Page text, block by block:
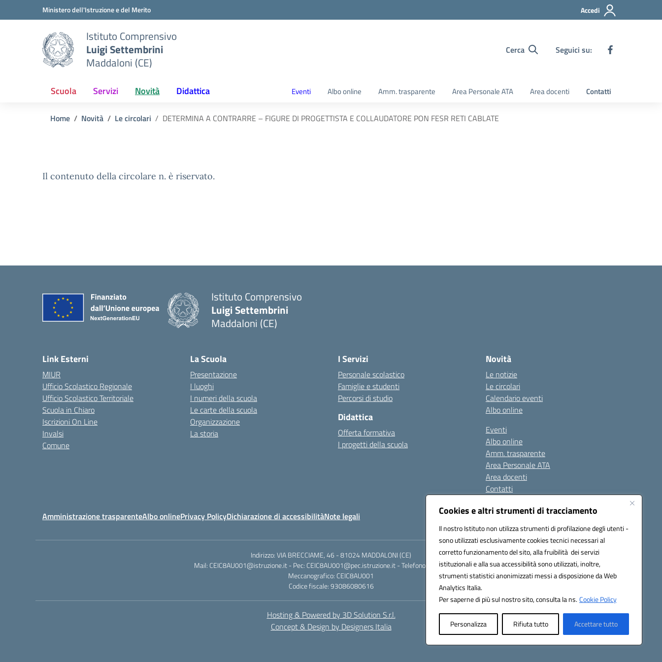
Cookies e altri strumenti di tracciamento
Il nostro Istituto non utilizza strumenti di profilazione degli utenti -
sono utilizzati esclusivamente cookies tecnici necessari al
corretto funzionamento del sito, alla fruibilità dei servizi
istituzionali e alla sua accessibilità sono utilizzati, inoltre,
strumenti statistici anonimizzati messi a disposizione da Web
Analytics Italia.
Per saperne di più sul nostro sito, consulta la ns.Cookie Policy
Personalizza Rifiuta tutto Accettare tutto
Vai ai contenuti
Vai al menu di navigazioneMinistero dell'Istruzione e del Merito Accedi
Istituto Comprensivo
Luigi Settembrini
Maddaloni (CE)
Cerca Seguici su:
Scuola Servizi Novità Didattica Eventi Albo online Amm. trasparente Area Personale ATA Area docenti Contatti
Home Novità Le circolari DETERMINA A CONTRARRE – FIGURE DI PROGETTISTA E COLLAUDATORE PON FESR RETI CABLATE
Il contenuto della circolare n. è riservato.
Istituto Comprensivo
Luigi Settembrini
Maddaloni (CE)
Link Esterni
MIUR
Ufficio Scolastico Regionale
Ufficio Scolastico Territoriale
Scuola in Chiaro
Iscrizioni On Line
Invalsi
Comune
La Scuola
Presentazione
I luoghi
I numeri della scuola
Le carte della scuola
Organizzazione
La storia
I Servizi
Personale scolastico
Famiglie e studenti
Percorsi di studio
Didattica
Offerta formativa
I progetti della scuola
Novità
Le notizie
Le circolari
Calendario eventi
Albo online
Eventi
Albo online
Amm. trasparente
Area Personale ATA
Area docenti
Contatti
Amministrazione trasparenteAlbo onlinePrivacy PolicyDichiarazione di accessibilitàNote legali
Indirizzo: VIA BRECCIAME, 46 - 81024 MADDALONI (CE)
Mail: CEIC8AU001@istruzione.it - Pec: CEIC8AU001@pec.istruzione.it - Telefono: 0823408721
Meccanografico: CEIC8AU001
Codice fiscale: 93086080616
Hosting & Powered by 3D Solution S.r.l.
Concept & Design by Designers Italia